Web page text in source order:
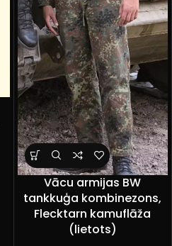
Vācu armijas BW
tankkuģa kombinezons,
Flecktarn kamuflāža
(lietots)